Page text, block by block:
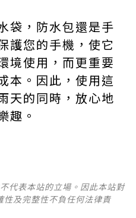
袋，防水包還是手
護您的手機，使它
境使用，而更重要
本。因此，使用這
天的同時，放心地
趣。
代表本站的立場。因此本站對
及完整性不負任何法律責